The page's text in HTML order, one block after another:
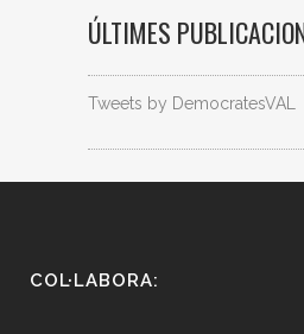
ÚLTIMES
Tweets by DemocratesVAL
COL·LABORA: